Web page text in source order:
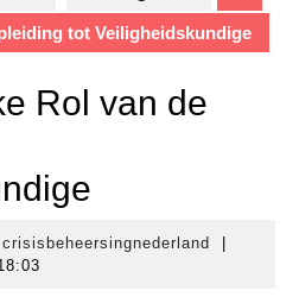
tot Veiligheidskundige
Rol van de
crisisbeheersingnederland